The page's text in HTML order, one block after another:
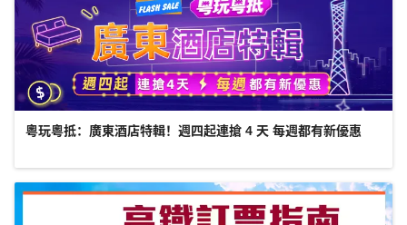
粵玩粵抵：廣東酒店特輯！週四起連搶 4 天 每週都有新優惠